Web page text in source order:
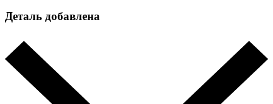
Деталь добавлена